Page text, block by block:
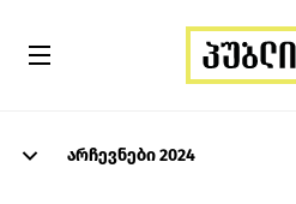
არჩევნები 2024